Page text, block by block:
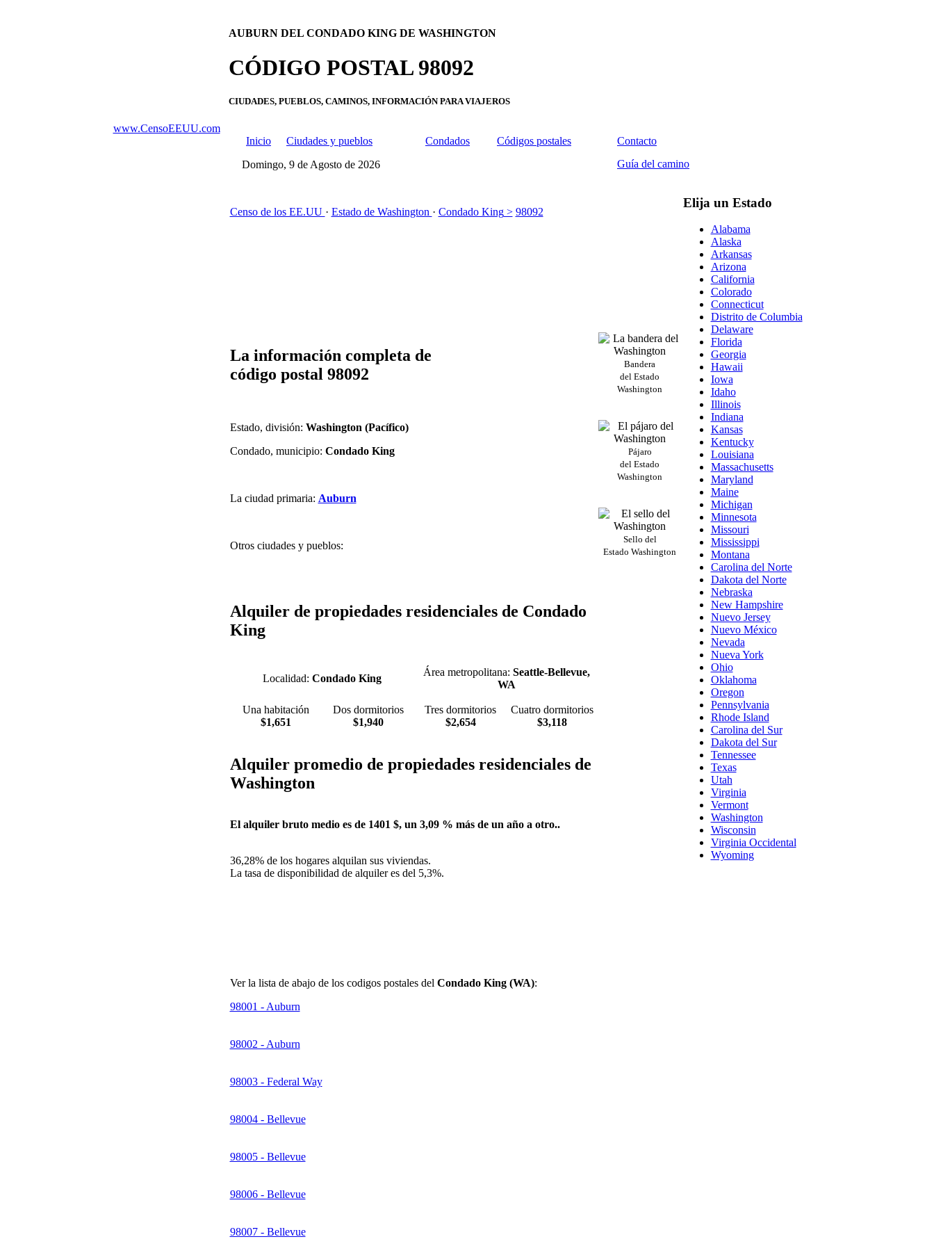
AUBURN DEL CONDADO KING DE WASHINGTON
CÓDIGO POSTAL 98092
CIUDADES, PUEBLOS, CAMINOS, INFORMACIÓN PARA VIAJEROS
www.CensoEEUU.com
Inicio
Ciudades y pueblos Condados Códigos postales
Contacto
Domingo, 9 de Agosto de 2026
Guía del camino
Censo de los EE.UU · Estado de Washington · Condado King> 98092
La información completa de
código postal 98092
Estado, división: Washington (Pacífico)
Condado, municipio: Condado King
La ciudad primaria: Auburn
Otros ciudades y pueblos:
Alquiler de propiedades residenciales de Condado
King
Localidad: Condado King
Área metropolitana: Seattle-Bellevue,
WA
Una habitación Dos dormitorios Tres dormitorios
Cuatro dormitorios
$1,651
$1,940 $2,654 $3,118
Alquiler promedio de propiedades residenciales de
Washington
El alquiler bruto medio es de 1401 $, un 3,09 % más de un año a otro..
36,28% de los hogares alquilan sus viviendas.
La tasa de disponibilidad de alquiler es del 5,3%.
Ver la lista de abajo de los codigos postales del Condado King (WA):
Bandera
del Estado
Washington
Pájaro
del Estado
Washington
Sello del
Estado Washington
98001 - Auburn
98002 - Auburn
98003 - Federal Way
98004 - Bellevue
98005 - Bellevue
98006 - Bellevue
98007 - Bellevue
Elija un Estado
Alabama
Alaska
Arkansas
Arizona
California
Colorado
Connecticut
Distrito de Columbia
Delaware
Florida
Georgia
Hawaii
Iowa
Idaho
Illinois
Indiana
Kansas
Kentucky
Louisiana
Massachusetts
Maryland
Maine
Michigan
Minnesota
Missouri
Mississippi
Montana
Carolina del Norte
Dakota del Norte
Nebraska
New Hampshire
Nuevo Jersey
Nuevo México
Nevada
Nueva York
Ohio
Oklahoma
Oregon
Pennsylvania
Rhode Island
Carolina del Sur
Dakota del Sur
Tennessee
Texas
Utah
Virginia
Vermont
Washington
Wisconsin
Virginia Occidental
Wyoming